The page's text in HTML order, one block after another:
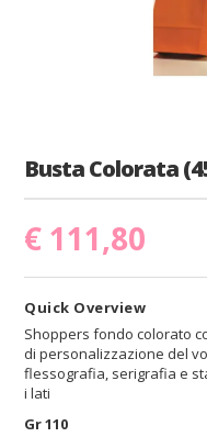
Busta Colorata
€ 111,80
Quick Overview
Shoppers fondo colorato
di personalizzazione del
flessografia, serigrafia e
i lati
Gr 110